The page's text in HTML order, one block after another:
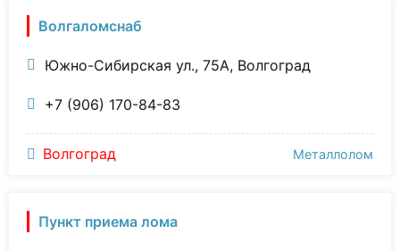
Волгаломснаб
Южно-Сибирская ул., 75А, Волгоград
+7 (906) 170-84-83
Волгоград Металлолом
Пункт приема лома